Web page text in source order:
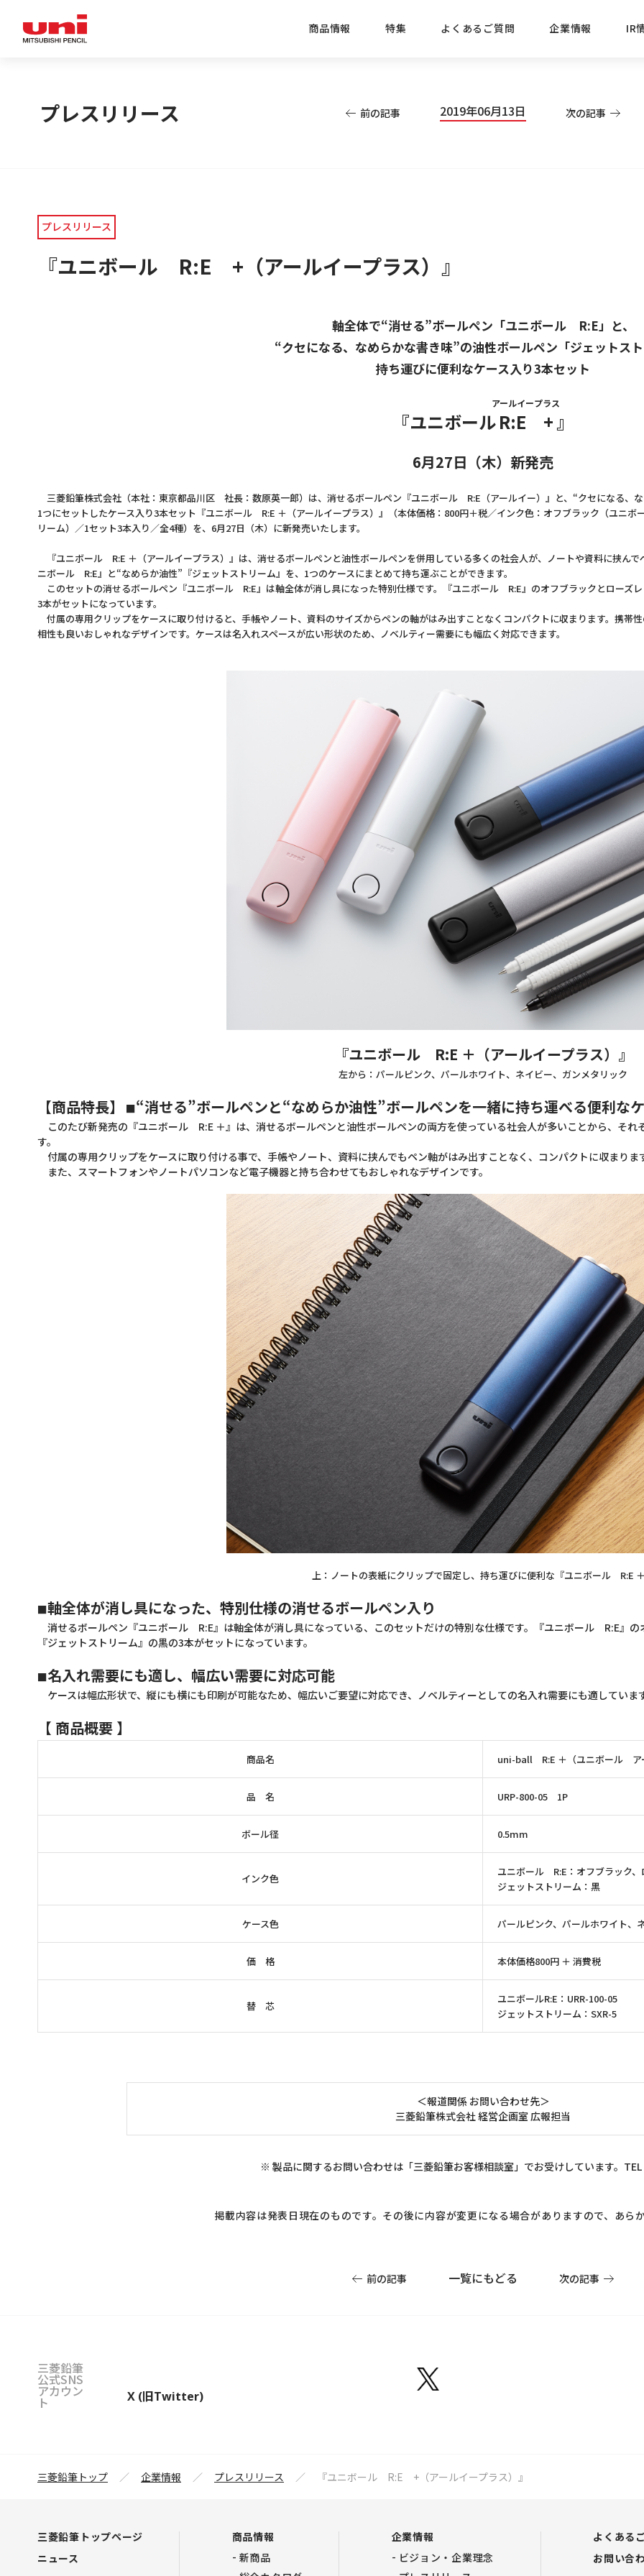
商品情報
新商品 目的
特集
おす
よくあるご質問 企業情報
経営方針 ごあいさつ
IR
IRニュース 株式情報
プレスリリース 前の記事 2019年06月13日 次の記事
プレスリリース
『ユニボール R:E +（アールイープラス）』
軸全体で“消せる”ボールペン「ユニボール R:E」と、
“クセになる、なめらかな書き味”の油性ボールペン「ジェットス
持ち運びに便利なケース入り3本セット
『ユニボールR:E +
アールイープラス
』
6月27日（木）新発売
三菱鉛筆株式会社（本社：東京都品川区 社長：数原英一郎）は、消せるボールペン『ユニボール R:E（アールイー）』と、“クセになる、
1つにセットしたケース入り3本セット『ユニボール R:E ＋（アールイープラス）』（本体価格：800円＋税／インク色：オフブラック（ユニ
リーム）／1セット3本入り／全4種）を、6月27日（木）に新発売いたします。
『ユニボール R:E ＋（アールイープラス）』は、消せるボールペンと油性ボールペンを併用している多くの社会人が、ノートや資料に挟ん
ニボール R:E』と“なめらか油性”『ジェットストリーム』を、1つのケースにまとめて持ち運ぶことができます。
このセットの消せるボールペン『ユニボール R:E』は軸全体が消し具になった特別仕様です。『ユニボール R:E』のオフブラックとローズ
3本がセットになっています。
付属の専用クリップをケースに取り付けると、手帳やノート、資料のサイズからペンの軸がはみ出すことなくコンパクトに収まります。携帯
相性も良いおしゃれなデザインです。ケースは名入れスペースが広い形状のため、ノベルティー需要にも幅広く対応できます。
『ユニボール R:E ＋（アールイープラス）』
左から：パールピンク、パールホワイト、ネイビー、ガンメタリック
【商品特長】 ■“消せる”ボールペンと“なめらか油性”ボールペンを一緒に持ち運べる便利な
このたび新発売の『ユニボール R:E ＋』は、消せるボールペンと油性ボールペンの両方を使っている社会人が多いことから、そ
す。
付属の専用クリップをケースに取り付ける事で、手帳やノート、資料に挟んでもペン軸がはみ出すことなく、コンパクトに収まりま
また、スマートフォンやノートパソコンなど電子機器と持ち合わせてもおしゃれなデザインです。
上：ノートの表紙にクリップで固定し、持ち運びに便利な『ユニボール R:E
■軸全体が消し具になった、特別仕様の消せるボールペン入り
消せるボールペン『ユニボール R:E』は軸全体が消し具になっている、このセットだけの特別な仕様です。『ユニボール R:E』の
『ジェットストリーム』の黒の3本がセットになっています。
■名入れ需要にも適し、幅広い需要に対応可能
ケースは幅広形状で、縦にも横にも印刷が可能なため、幅広いご要望に対応でき、ノベルティーとしての名入れ需要にも適していま
【 商品概要 】
商品名 uni-ball R:E ＋（ユニボール ア
品 名 URP-800-05 1P
ボール径 0.5mm
インク色
ユニボール R:E：オフブラック、
ジェットストリーム：黒
ケース色 パールピンク、パールホワイト、
価 格 本体価格800円 ＋ 消費税
替 芯
ユニボールR:E：URR-100-05
ジェットストリーム：SXR-5
＜報道関係 お問い合わせ先＞
三菱鉛筆株式会社 経営企画室 広報担当
※ 製品に関するお問い合わせは「三菱鉛筆お客様相談室」でお受けしています。
掲載内容は発表日現在のものです。その後に内容が変更になる場合がありますので、あら
前の記事 一覧にもどる 次の記事
三菱鉛筆
公式SNS
アカウン
ト X (旧Twitter)
三菱鉛筆トップ 企業情報 プレスリリース 『ユニボール R:E +（アールイープラス）』
三菱鉛筆トップページ
ニュース
商品情報
新商品
企業情報
ビジョン・企業理念
よくある
お問い合